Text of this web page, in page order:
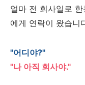
얼마 전 회사일로
에게 연락이 왔습니
"어디야?"
"나 아직 회사야."